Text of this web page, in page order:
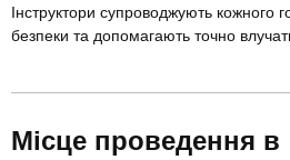
Інструктори супроводжують кожного
безпеки та допомагають точно
Місце проведення в